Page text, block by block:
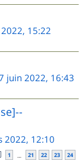
15:22
juin 2022, 16:43
2022, 12:10
1 … 21 22 23 24